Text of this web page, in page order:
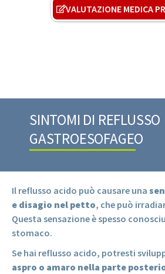
VALUTAZIONE MEDICA
SINTOMI DI REFLUSSO
GASTROESOFAGEO
Il reflusso acido può causare una
e disagio nel petto, che può
Questa sensazione è spesso
stomaco.
Se hai reflusso acido, potresti
aspro o amaro nella parte